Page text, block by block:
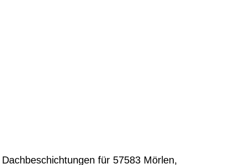
Dachbeschichtungen für 57583 Mörlen,